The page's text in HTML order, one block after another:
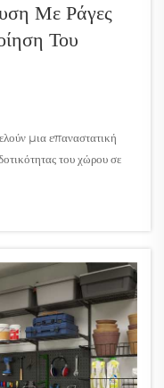
Με Ράγες
Του
μια επαναστατική
του χώρου σε
Χρησιμοποιώντας
κινητά στοιχεία